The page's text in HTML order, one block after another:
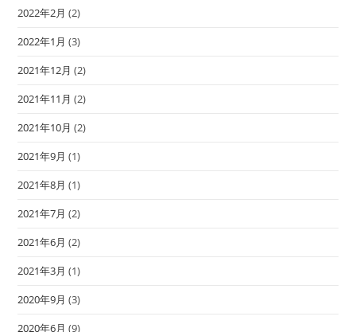
2022年2月 (2)
2022年1月 (3)
2021年12月 (2)
2021年11月 (2)
2021年10月 (2)
2021年9月 (1)
2021年8月 (1)
2021年7月 (2)
2021年6月 (2)
2021年3月 (1)
2020年9月 (3)
2020年6月 (9)